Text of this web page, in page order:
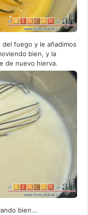
del fuego y le añadimos
bien, y la
de nuevo hierva.
bien...